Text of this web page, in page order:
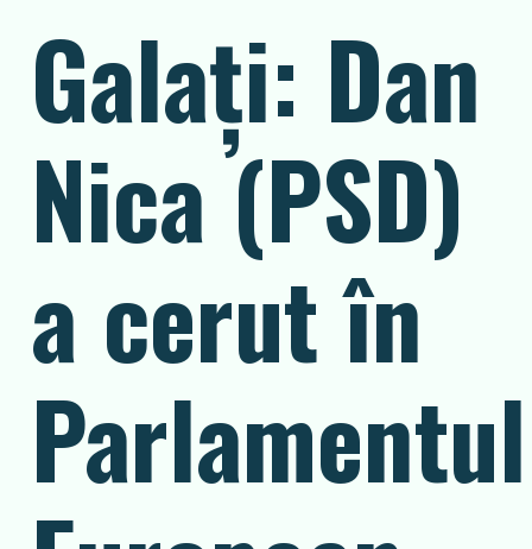
Galaţi: Dan
Nica (PSD)
a cerut în
Parlamentul